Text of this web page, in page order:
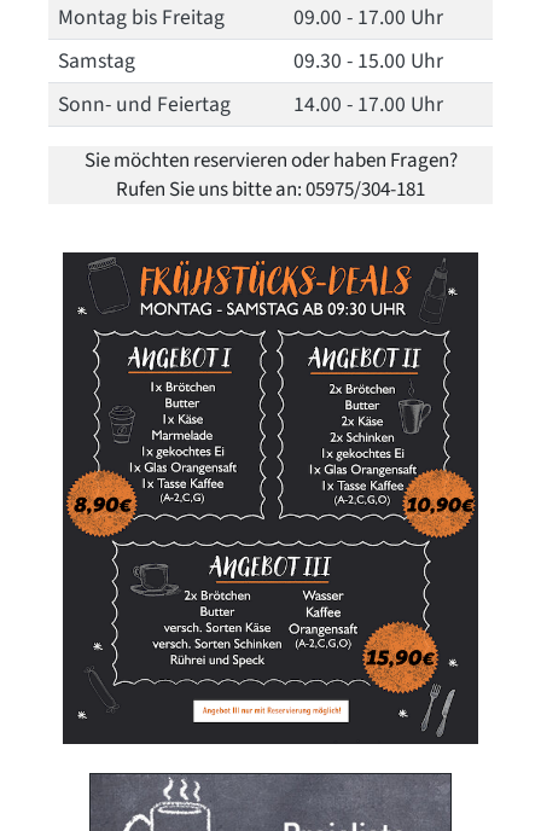
Montag bis Freitag
09.00 - 17.00 Uhr
Samstag
09.30 - 15.00 Uhr
Sonn- und Feiertag
14.00 - 17.00 Uhr
Sie möchten reservieren oder haben Fragen?
Rufen Sie uns bitte an: 05975/304-181